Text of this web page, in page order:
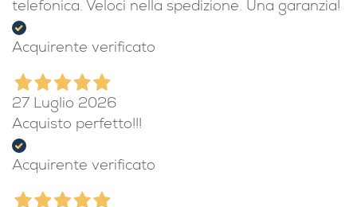
telefonica. Veloci nella spedizione. Una garanzia!
Acquirente verificato
27 Luglio 2026
Acquisto perfetto!!!
Acquirente verificato